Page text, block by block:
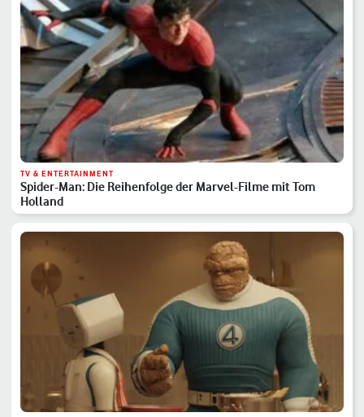
TV & ENTERTAINMENT
Spider-Man: Die Reihenfolge der Marvel-Filme mit Tom
Holland